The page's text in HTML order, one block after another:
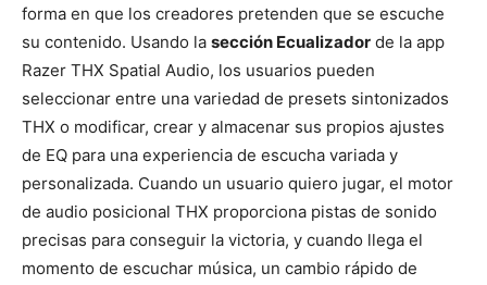
forma en que los creadores pretenden que se escuche
su contenido. Usando la sección Ecualizador de la app
Razer THX Spatial Audio, los usuarios pueden
seleccionar entre una variedad de presets sintonizados
THX o modificar, crear y almacenar sus propios ajustes
de EQ para una experiencia de escucha variada y
personalizada. Cuando un usuario quiero jugar, el motor
de audio posicional THX proporciona pistas de sonido
precisas para conseguir la victoria, y cuando llega el
momento de escuchar música, un cambio rápido de